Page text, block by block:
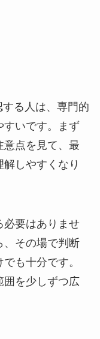
る人は、専門的
すいです。まず
意点を見て、最
しやすくなり
必要はありませ
、その場で判断
も十分です。
囲を少しずつ広